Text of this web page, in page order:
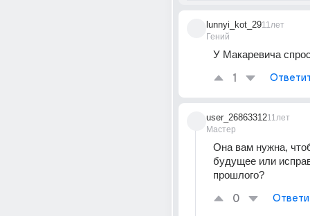
lunnyi_kot_29
Гений
11лет
У Макаревича
1
user_26863312
Мастер
11лет
Она вам нужна,
будущее или
прошлого?
0